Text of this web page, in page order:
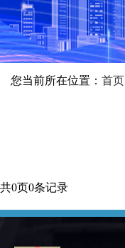
您当前所在位置： 首页
共0页0条记录